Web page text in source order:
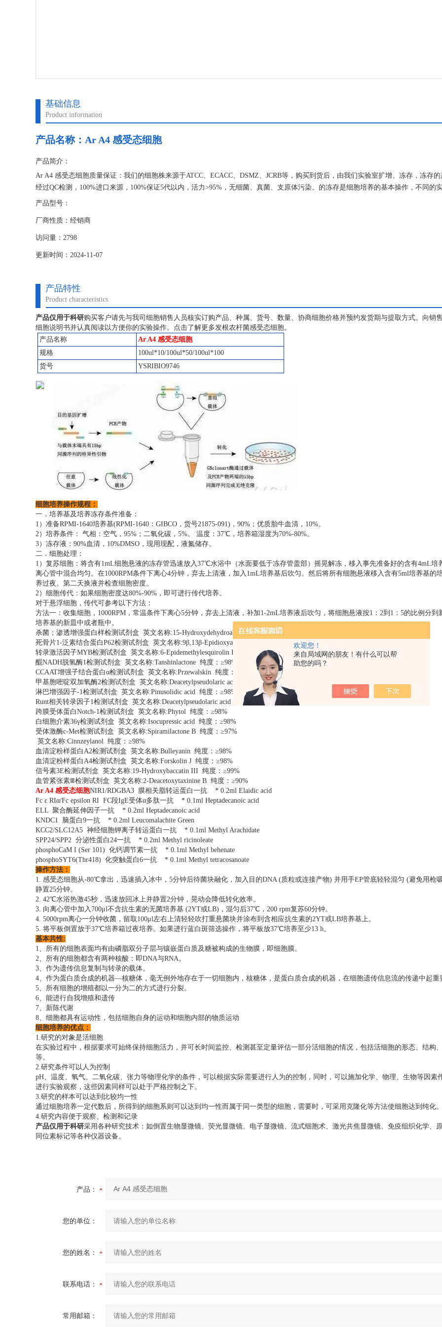
欢迎您！
来自局域网的朋友！有什么可以帮
助您的吗？
基础信息
Product information
产品名称： Ar A4 感受态细胞
产品简介：
Ar A4 感受态细胞质量保证：我们的细胞株来源于ATCC、ECACC、DSMZ、JCRB等，购买到货后，由我们实验室扩增、冻存，冻存
经过QC检测，100%进口来源，100%保证5代以内，活力>95%，无细菌、真菌、支原体污染。的冻存是细胞培养的基本操作，不同的
的方法略有差异，但是都会遵循慢冻速溶的宗旨。
产品型号：
厂商性质：经销商
访问量：2798
更新时间：2024-11-07
产品特性
Product characteristics
产品仅用于科研购买客户请先与我司细胞销售人员核实订购产品、种属、货号、数量、协商细胞价格并预约发货期与提取方式。向销
细胞说明书并认真阅读以方便你的实验操作。点击了解更多发根农杆菌感受态细胞。
产品名称
Ar A4 感受态细胞
规格
100ul*10/100ul*50/100ul*100
货号
YSRIBIO9746
细胞培养操作规程：
一．培养基及培养冻存条件准备：
1）准备RPMI-1640培养基(RPMI-1640：GIBCO，货号21875-091)，90%；优质胎牛血清，10%。
2）培养条件： 气相：空气，95%；二氧化碳，5%。 温度：37℃，培养箱湿度为70%-80%。
3）冻存液：90%血清，10%DMSO，现用现配，液氮储存。
二．细胞处理：
1）复苏细胞：将含有1mL细胞悬液的冻存管迅速放入37℃水浴中（水面要低于冻存管盖部）摇晃解冻，移入事先准备好的含有4mL培
离心管中混合均匀。在1000RPM条件下离心4分钟，弃去上清液，加入1mL培养基后吹匀。然后将所有细胞悬液移入含有5ml培养基的
养过夜。第二天换液并检查细胞密度。
2）细胞传代：如果细胞密度达80%-90%，即可进行传代培养。
对于悬浮细胞，传代可参考以下方法：
方法一：收集细胞，1000RPM，常温条件下离心5分钟，弃去上清液，补加1-2mL培养液后吹匀，将细胞悬液按1：2到1：5的比例分到
培养基的新皿中或者瓶中。
杀菌；渗透增强蛋白样检测试剂盒 英文名称:15-Hydroxydehydroabietic acid 纯度：≥98%
死骨片1-泛素结合蛋白P62检测试剂盒 英文名称:9β,13β-Epidioxyabiet-8(14)-en-18-oic acid 纯度：≥98%
转录激活因子MYB检测试剂盒 英文名称:6-Epidemethylesquirolin D 纯度：≥98%
醌NADH脱氢酶1检测试剂盒 英文名称:Tanshinlactone 纯度：≥98%
CCAAT增强子结合蛋白α检测试剂盒 英文名称:Przewalskin 纯度：≥98%
甲基胞嘧啶双加氧酶2检测试剂盒 英文名称:Deacetylpseudolaric acid A 纯度：≥98%
淋巴增强因子-1检测试剂盒 英文名称:Pinusolidic acid 纯度：≥98%
Runt相关转录因子1检测试剂盒 英文名称:Deacetylpseudolaric acid C2 纯度：≥98%
跨膜受体蛋白Notch-1检测试剂盒 英文名称:Phytol 纯度：≥98%
白细胞介素36γ检测试剂盒 英文名称:Isocupressic acid 纯度：≥98%
受体激酶c-Met检测试剂盒 英文名称:Spiramilactone B 纯度：≥97%
英文名称:Cinnzeylanol 纯度：≥98%
血清淀粉样蛋白A2检测试剂盒 英文名称:Bulleyanin 纯度：≥98%
血清淀粉样蛋白A4检测试剂盒 英文名称:Forskolin J 纯度：≥98%
信号素3E检测试剂盒 英文名称:19-Hydroxybaccatin III 纯度：≥99%
血管紧张素Ⅲ检测试剂盒 英文名称:2-Deacetoxytaxinine B 纯度：≥90%
Ar A4 感受态细胞NIR1/RDGBA3 膜相关脂转运蛋白一抗 * 0.2ml Elaidic acid
Fc ε RIα/Fc epsilon RI FC段IgE受体α多肽一抗 * 0.1ml Heptadecanoic acid
ELL 聚合酶延伸因子一抗 * 0.2ml Heptadecanoic acid
KNDC1 脑蛋白9一抗 * 0.2ml Leucomalachite Green
KCC2/SLC12A5 神经细胞钾离子转运蛋白一抗 * 0.1ml Methyl Arachidate
SPP24/SPP2 分泌性蛋白24一抗 * 0.2ml Methyl ricinoleate
phosphoCaM I (Ser 101) 化钙调节素一抗 * 0.1ml Methyl behenate
phosphoSYT6(Thr418) 化突触蛋白6一抗 * 0.1ml Methyl tetracosanoate
操作方法：
1. 感受态细胞从-80℃拿出，迅速插入冰中，5分钟后待菌块融化，加入目的DNA (质粒或连接产物) 并用手EP管底轻轻混匀 (避免用枪
静置25分钟。
2. 42℃水浴热激45秒，迅速放回冰上并静置2分钟，晃动会降低转化效率。
3. 向离心管中加入700μl不含抗生素的无菌培养基 (2YT或LB)，混匀后37℃，200 rpm复苏60分钟。
4. 5000rpm离心一分钟收菌，留取100μl左右上清轻轻吹打重悬菌块并涂布到含相应抗生素的2YT或LB培养基上。
5. 将平板倒置放于37℃培养箱过夜培养。如果进行蓝白斑筛选操作，将平板放37℃培养至少13 h。
基本共性:
1、所有的细胞表面均有由磷脂双分子层与镶嵌蛋白质及糖被构成的生物膜，即细胞膜。
2、所有的细胞都含有两种核酸：即DNA与RNA。
3、作为遗传信息复制与转录的载体。
4、作为蛋白质合成的机器—核糖体，毫无例外地存在于一切细胞内，核糖体，是蛋白质合成的机器，在细胞遗传信息流的传递中起重
5、所有细胞的增殖都以一分为二的方式进行分裂。
6、能进行自我增殖和遗传
7、新陈代谢
8、细胞都具有运动性，包括细胞自身的运动和细胞内部的物质运动
细胞培养的优点：
1.研究的对象是活细胞
在实验过程中，根据要求可始终保持细胞活力，并可长时间监控、检测甚至定量评估一部分活细胞的情况，包括活细胞的形态、结构
等。
2.研究条件可以人为控制
pH、温度、氧气、二氧化碳、张力等物理化学的条件，可以根据实际需要进行人为的控制，同时，可以施加化学、物理、生物等因素
进行实验观察，这些因素同样可以处于严格控制之下。
3.研究的样本可以达到比较均一性
通过细胞培养一定代数后，所得到的细胞系则可以达到均一性而属于同一类型的细胞，需要时，可采用克隆化等方法使细胞达到纯化。
4.研究内容便于观察、检测和记录
产品仅用于科研采用各种研究技术：如倒置生物显微镜、荧光显微镜、电子显微镜、流式细胞术、激光共焦显微镜、免疫组织化学、原
同位素标记等各种仪器设备。
产品：
您的单位：
您的姓名：
联系电话：
常用邮箱：